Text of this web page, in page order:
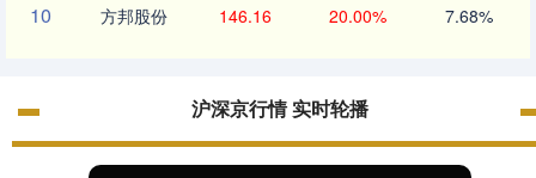
10 方邦股份 146.16 20.00% 7.68%
沪深京行情 实时轮播